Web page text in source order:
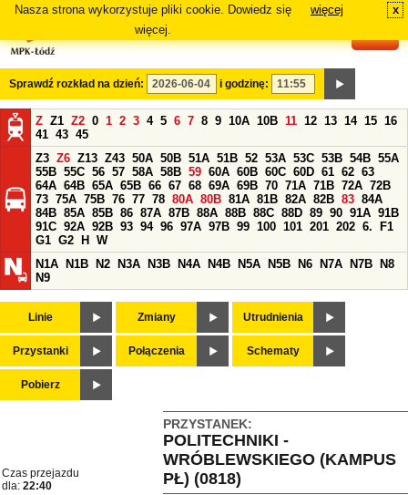
Nasza strona wykorzystuje pliki cookie. Dowiedz się
więcej.
więcej x
Sprawdź rozkład na dzień: i godzinę:
Z Z1 Z2 0 1 2 3 4 5 6 7 8 9 10A 10B 11 12 13 14 15 16
41 43 45
Z3 Z6 Z13 Z43 50A 50B 51A 51B 52 53A 53C 53B 54B 55A
55B 55C 56 57 58A 58B 59 60A 60B 60C 60D 61 62 63
64A 64B 65A 65B 66 67 68 69A 69B 70 71A 71B 72A 72B
73 75A 75B 76 77 78 80A 80B 81A 81B 82A 82B 83 84A
84B 85A 85B 86 87A 87B 88A 88B 88C 88D 89 90 91A 91B
91C 92A 92B 93 94 96 97A 97B 99 100 101 201 202 6.
F1
G1 G2 H
W
N1A
N1B N2 N3A N3B N4A N4B N5A N5B N6 N7A N7B
N8
N9
Linie Zmiany Utrudnienia
Przystanki Połączenia Schematy
Pobierz
PRZYSTANEK:
POLITECHNIKI -
WRÓBLEWSKIEGO (KAMPUS
PŁ) (0818)
Czas przejazdu
dla: 22:40